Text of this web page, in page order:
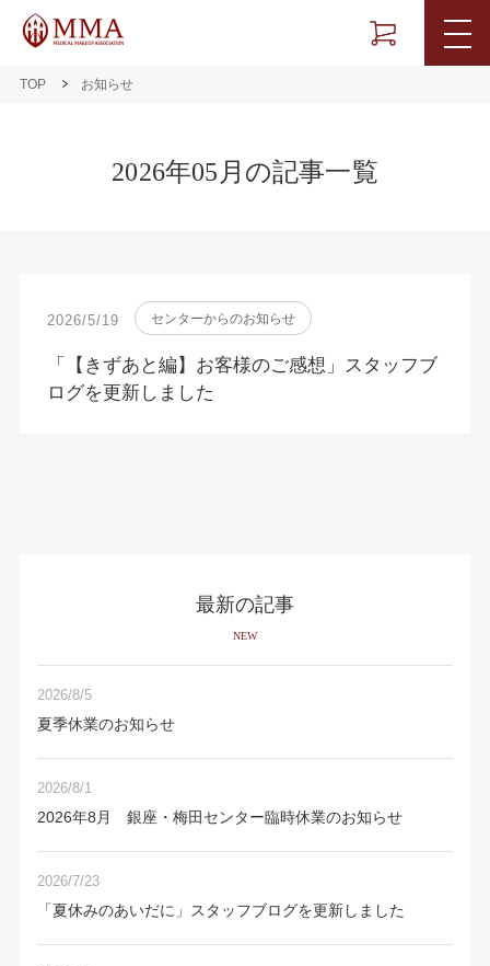
TOP お知らせ
2026年05月の記事一覧
2026/5/19 センターからのお知らせ
「【きずあと編】お客様のご感想」スタッフブ
ログを更新しました
最新の記事
NEW
2026/8/5
夏季休業のお知らせ
2026/8/1
2026年8月 銀座・梅田センター臨時休業のお知らせ
2026/7/23
「夏休みのあいだに」スタッフブログを更新しました